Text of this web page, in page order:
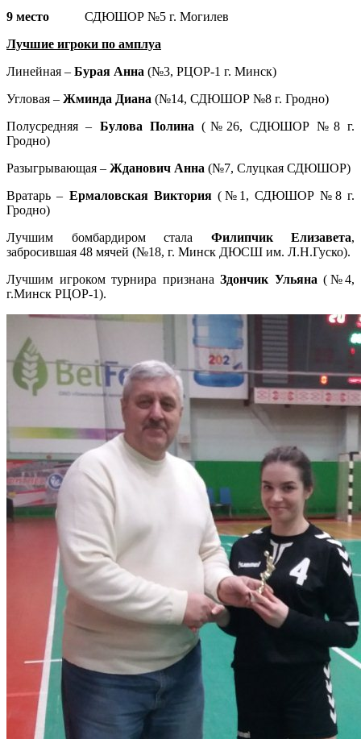
9 место СДЮШОР №5 г. Могилев
Лучшие игроки по амплуа
Линейная – Бурая Анна (№3, РЦОР-1 г. Минск)
Угловая – Жминда Диана (№14, СДЮШОР №8 г. Гродно)
Полусредняя – Булова Полина (№26, СДЮШОР №8 г.
Гродно)
Разыгрывающая – Жданович Анна (№7, Слуцкая СДЮШОР)
Вратарь – Ермаловская Виктория(№1, СДЮШОР №8 г.
Гродно)
Лучшим бомбардиром стала Филипчик Елизавета,
забросившая 48 мячей (№18, г. Минск ДЮСШ им. Л.Н.Гуско).
Лучшим игроком турнира признана Здончик Ульяна (№4,
г.Минск РЦОР-1).